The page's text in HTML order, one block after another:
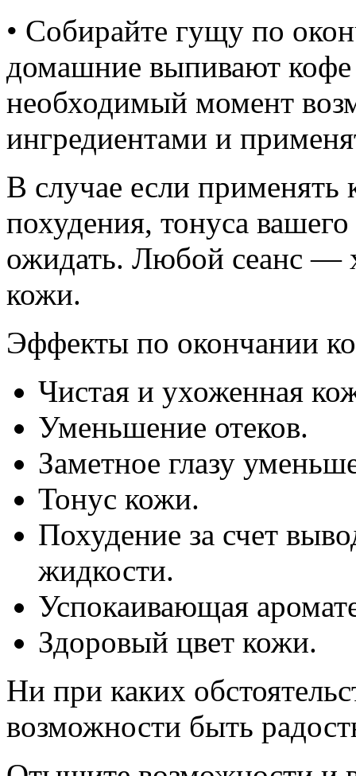
• Собирайте гущу по
домашние выпивают
необходимый момент
ингредиентами и
В случае если применять
похудения, тонуса
ожидать. Любой сеанс —
кожи.
Эффекты по окончании
Чистая и ухоженная
Уменьшение отеков.
Заметное глазу
Тонус кожи.
Похудение за счет
жидкости.
Успокаивающая
Здоровый цвет кожи.
Ни при каких
возможности быть